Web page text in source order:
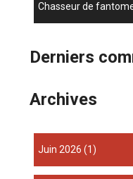
chasseur de
Derniers
Archives
juin 2026 (1)